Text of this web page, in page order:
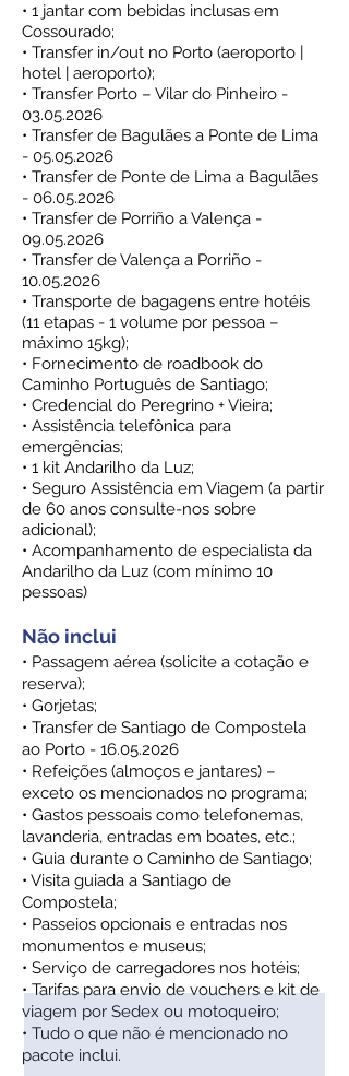
• 1 jantar com bebidas inclusas em
Cossourado;
• Transfer in/out no Porto (aeroporto |
hotel | aeroporto);
• Transfer Porto – Vilar do Pinheiro -
03.05.2026
• Transfer de Bagulães a Ponte de Lima
- 05.05.2026
• Transfer de Ponte de Lima a Bagulães
- 06.05.2026
• Transfer de Porriño a Valença -
09.05.2026
• Transfer de Valença a Porriño -
10.05.2026
• Transporte de bagagens entre hotéis
(11 etapas - 1 volume por pessoa –
máximo 15kg);
• Fornecimento de roadbook do
Caminho Português de Santiago;
• Credencial do Peregrino + Vieira;
• Assistência telefônica para
emergências;
• 1 kit Andarilho da Luz;
• Seguro Assistência em Viagem (a partir
de 60 anos consulte-nos sobre
adicional);
• Acompanhamento de especialista da
Andarilho da Luz (com mínimo 10
pessoas)
Não inclui
• Passagem aérea (solicite a cotação e
reserva);
• Gorjetas;
• Transfer de Santiago de Compostela
ao Porto - 16.05.2026
• Refeições (almoços e jantares) –
exceto os mencionados no programa;
• Gastos pessoais como telefonemas,
lavanderia, entradas em boates, etc.;
• Guia durante o Caminho de Santiago;
• Visita guiada a Santiago de
Compostela;
• Passeios opcionais e entradas nos
monumentos e museus;
• Serviço de carregadores nos hotéis;
• Tarifas para envio de vouchers e kit de
viagem por Sedex ou motoqueiro;
• Tudo o que não é mencionado no
pacote inclui.